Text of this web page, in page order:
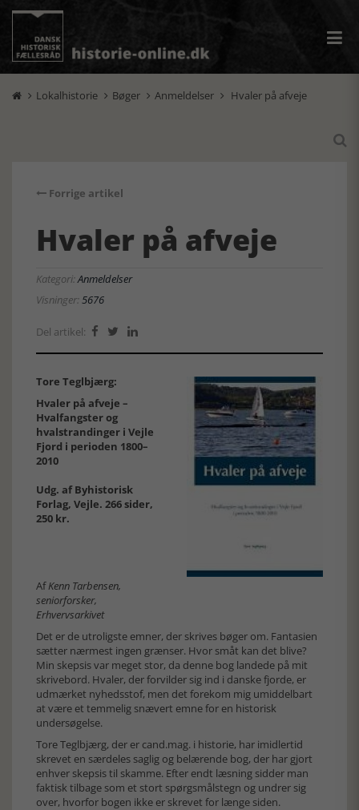
 Lokalhistorie  Bøger  Anmeldelser  Hvaler på afveje

Forrige artikel
Hvaler på afveje
Kategori:Anmeldelser
Visninger:5676
Del artikel:   
Tore Teglbjærg:
Hvaler på afveje –
Hvalfangster og
hvalstrandinger i Vejle
Fjord i perioden 1800–
2010
Udg. af Byhistorisk
Forlag, Vejle. 266 sider,
250 kr.
AfKenn Tarbensen,
seniorforsker,
Erhvervsarkivet
Det er de utroligste emner, der skrives bøger om. Fantasien
sætter nærmest ingen grænser. Hvor småt kan det blive?
Min skepsis var meget stor, da denne bog landede på mit
skrivebord. Hvaler, der forvilder sig ind i danske fjorde, er
udmærket nyhedsstof, men det forekom mig umiddelbart
at være et temmelig snævert emne for en historisk
undersøgelse.
Tore Teglbjærg, der er cand.mag. i historie, har imidlertid
skrevet en særdeles saglig og belærende bog, der har gjort
enhver skepsis til skamme. Efter endt læsning sidder man
faktisk tilbage som et stort spørgsmålstegn og undrer sig
over, hvorfor bogen ikke er skrevet for længe siden.